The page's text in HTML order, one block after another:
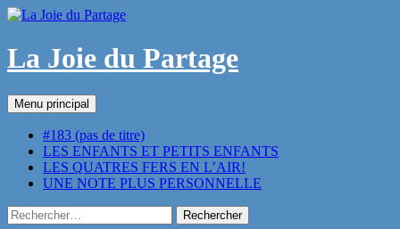
Aller
contenu
La Joie du Partage
Recherche
Menu principal
#183 (pas de titre)
LES ENFANTS ET PETITS ENFANTS
LES QUATRES FERS EN L’AIR!
UNE NOTE PLUS PERSONNELLE
Rechercher :